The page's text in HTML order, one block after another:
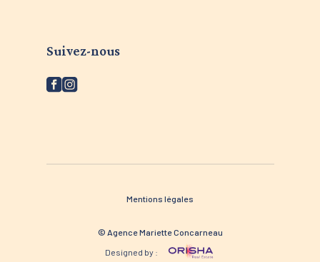
Suivez-nous
Mentions légales
© Agence Mariette Concarneau
Designed by :